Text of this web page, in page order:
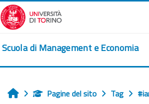
Vai al contenuto principale
Scuola di Management e Economia
HomePagine del sito Tag